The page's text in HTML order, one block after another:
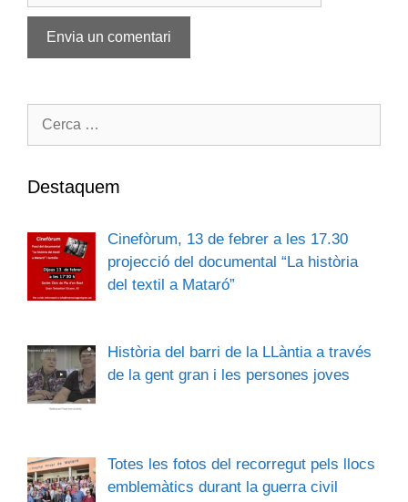
Cerca:
Destaquem
Cinefòrum, 13 de febrer a les 17.30
projecció del documental “La història
del textil a Mataró”
Història del barri de la LLàntia a través
de la gent gran i les persones joves
Totes les fotos del recorregut pels llocs
emblemàtics durant la guerra civil